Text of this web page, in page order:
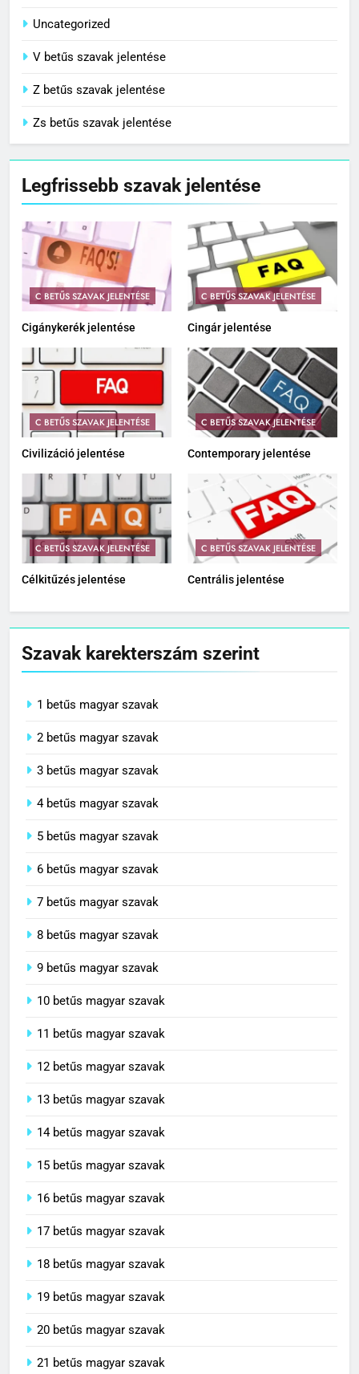
Uncategorized
V betűs szavak jelentése
Z betűs szavak jelentése
Zs betűs szavak jelentése
Legfrissebb szavak jelentése
C BETŰS SZAVAK JELENTÉSE
Cigánykerék jelentése
C BETŰS SZAVAK JELENTÉSE
Cingár jelentése
C BETŰS SZAVAK JELENTÉSE
Civilizáció jelentése
C BETŰS SZAVAK JELENTÉSE
Contemporary jelentése
C BETŰS SZAVAK JELENTÉSE
Célkitűzés jelentése
C BETŰS SZAVAK JELENTÉSE
Centrális jelentése
Szavak karekterszám szerint
1 betűs magyar szavak
2 betűs magyar szavak
3 betűs magyar szavak
4 betűs magyar szavak
5 betűs magyar szavak
6 betűs magyar szavak
7 betűs magyar szavak
8 betűs magyar szavak
9 betűs magyar szavak
10 betűs magyar szavak
11 betűs magyar szavak
12 betűs magyar szavak
13 betűs magyar szavak
14 betűs magyar szavak
15 betűs magyar szavak
16 betűs magyar szavak
17 betűs magyar szavak
18 betűs magyar szavak
19 betűs magyar szavak
20 betűs magyar szavak
21 betűs magyar szavak